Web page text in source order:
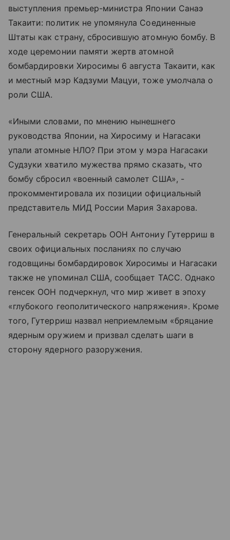
выступления премьер-министра Японии Санаэ
Такаити: политик не упомянула Соединенные
Штаты как страну, сбросившую атомную бомбу. В
ходе церемонии памяти жертв атомной
бомбардировки Хиросимы 6 августа Такаити, как
и местный мэр Кадзуми Мацуи, тоже умолчала о
роли США.
«Иными словами, по мнению нынешнего
руководства Японии, на Хиросиму и Нагасаки
упали атомные НЛО? При этом у мэра Нагасаки
Судзуки хватило мужества прямо сказать, что
бомбу сбросил «военный самолет США», -
прокомментировала их позиции официальный
представитель МИД России Мария Захарова.
Генеральный секретарь ООН Антониу Гутерриш в
своих официальных посланиях по случаю
годовщины бомбардировок Хиросимы и Нагасаки
также не упоминал США, сообщает ТАСС. Однако
генсек ООН подчеркнул, что мир живет в эпоху
«глубокого геополитического напряжения». Кроме
того, Гутерриш назвал неприемлемым «бряцание
ядерным оружием и призвал сделать шаги в
сторону ядерного разоружения.